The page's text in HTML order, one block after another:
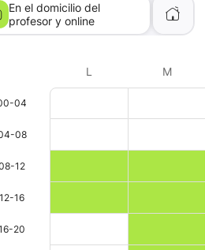
En el domicilio del
profesor y online
L M
04
08
12
12-16
20